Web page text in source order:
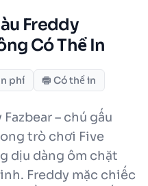
Freddy
Có Thể In
phí Có thể in
– chú gấu
trò chơi Five
dịu dàng ôm chặt
Freddy mặc chiếc